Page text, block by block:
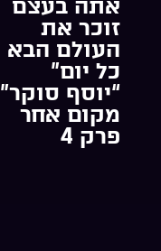
אתה בעצם
זוכר את
העולם הבא
כל יום”
“יוסף סוקר”
מקום אחר
פרק 4